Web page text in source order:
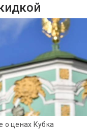
о ценах Кубка